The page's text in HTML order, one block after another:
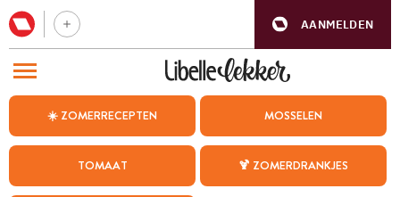
AANMELDEN
☀️ ZOMERRECEPTEN MOSSELEN
TOMAAT 🍹 ZOMERDRANKJES
BEZOEK ONZE ANDERE WEBSITES
WEEKMENU